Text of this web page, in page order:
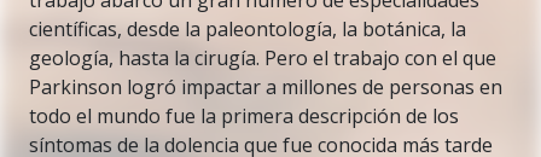
científicas, desde la paleontología, la botánica, la
geología, hasta la cirugía. Pero el trabajo con el que
Parkinson logró impactar a millones de personas en
todo el mundo fue la primera descripción de los
síntomas de la dolencia que fue conocida más tarde